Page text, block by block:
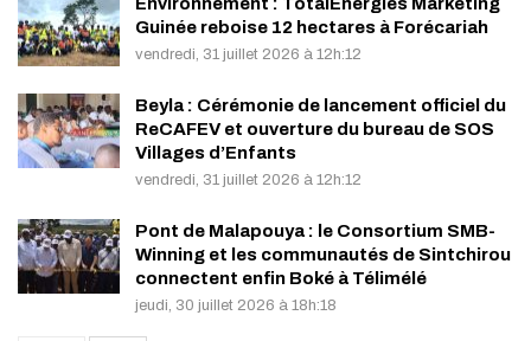
Guinée reboise 12 hectares à Forécariah
vendredi, 31 juillet 2026 à 12h:12
Beyla : Cérémonie de lancement officiel du
ReCAFEV et ouverture du bureau de SOS
Villages d’Enfants
vendredi, 31 juillet 2026 à 12h:12
Pont de Malapouya : le Consortium SMB-
Winning et les communautés de Sintchirou
connectent enfin Boké à Télimélé
jeudi, 30 juillet 2026 à 18h:18